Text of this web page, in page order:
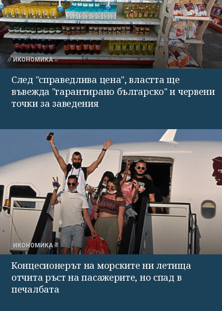
ИКОНОМИКА
След "справедлива цена", властта ще
въвежда "гарантирано българско" и червени
точки за заведения
ИКОНОМИКА
Концесионерът на морските ни летища
отчита ръст на пасажерите, но спад в
печалбата